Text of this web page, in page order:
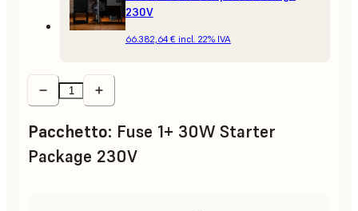
230V
66.382,64 € incl. 22% IVA
Pacchetto: Fuse 1+ 30W Starter
Package 230V